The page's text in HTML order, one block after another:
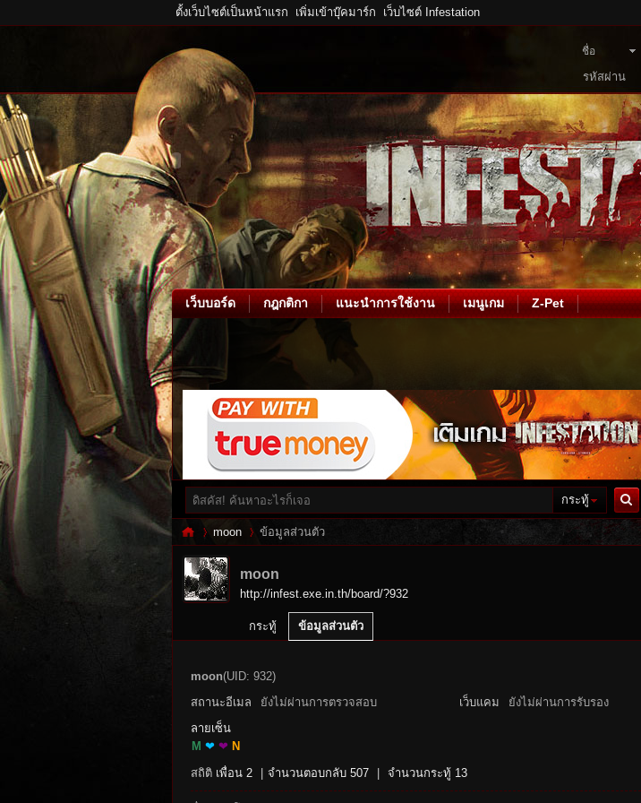
ตั้งเว็บไซต์เป็นหน้าแรก เพิ่มเข้าบุ๊คมาร์ก เว็บไซต์ Infestation
ชื่อ
สมาชิก
รหัสผ่าน
เว็บบอร์ด กฎกติกา แนะนำการใช้งาน เมนูเกม Z-Pet
กระทู้
ค้นหา
es
moon ข้อมูลส่วนตัว
moon
http://infest.exe.in.th/board/?932
กระทู้ ข้อมูลส่วนตัว
moon(UID: 932)
สถานะอีเมล
ยังไม่ผ่านการตรวจสอบ เว็บแคม
ยังไม่ผ่านการรับรอง
ลายเซ็น
M ❤ ❤ N
สถิติ เพื่อน 2 จำนวนตอบกลับ 507 จำนวนกระทู้ 13